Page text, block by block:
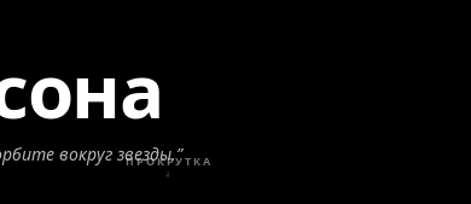
вокруг звезды.”
ПРОКРУТКА
↓